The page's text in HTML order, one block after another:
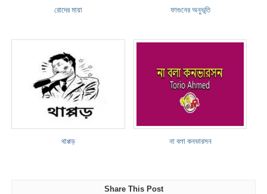
রোদের মায়া ফাগুনের অনুভূতি
থাপ্পড় না বলা কনভারসন
Share This Post